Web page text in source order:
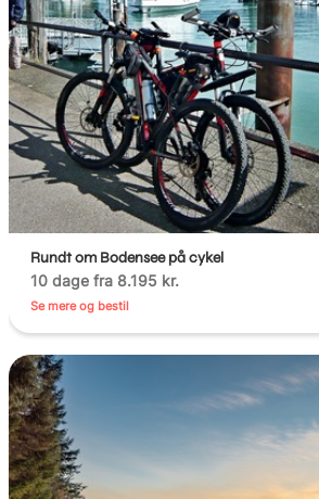
Rundt om Bodensee på cykel
10 dage fra 8.195 kr.
Se mere og bestil